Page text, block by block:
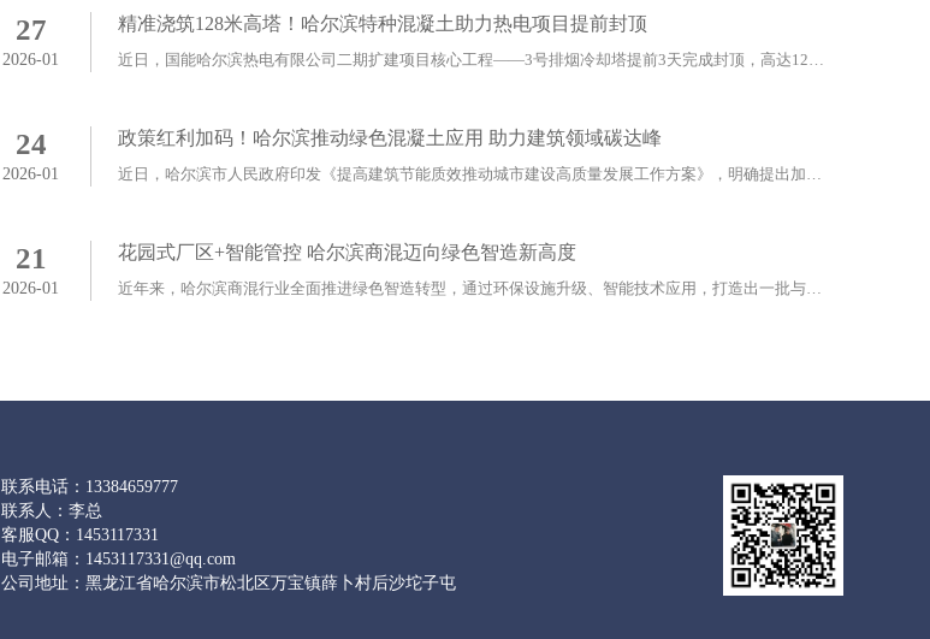
27
2026-01
精准浇筑128米高塔！哈尔滨特种混凝土助力热电项目提前封顶
近日，国能哈尔滨热电有限公司二期扩建项目核心工程——3号排烟冷却塔提前3天完成封顶，高达128米的塔...
24
2026-01
政策红利加码！哈尔滨推动绿色混凝土应用 助力建筑领域碳达峰
近日，哈尔滨市人民政府印发《提高建筑节能质效推动城市建设高质量发展工作方案》，明确提出加快推进绿色建...
21
2026-01
花园式厂区+智能管控 哈尔滨商混迈向绿色智造新高度
近年来，哈尔滨商混行业全面推进绿色智造转型，通过环保设施升级、智能技术应用，打造出一批与生态环境和谐...
联系电话：13384659777
联系人：李总
客服QQ：1453117331
电子邮箱：1453117331@qq.com
公司地址：黑龙江省哈尔滨市松北区万宝镇薛卜村后沙坨子屯